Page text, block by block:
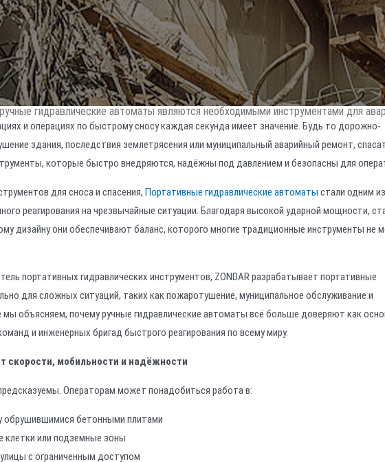
гидравлические автоматы являются необходимыми инструментами для
и операциях по быстрому сносу каждая секунда имеет значение. Будь то дорожно-
здания, последствия землетрясения или муниципальный аварийный ремонт,
которые быстро внедряются, надёжны под давлением и безопасны для
для сноса и спасения, Портативные гидравлические автоматы стали одним из
реагирования на чрезвычайные ситуации. Благодаря высокой ударной мощности,
дизайну они обеспечивают баланс, которого многие традиционные инструменты не
портативных гидравлических инструментов, ZONDAR разрабатывает портативные
для сложных ситуаций, таких как пожаротушение, муниципальное обслуживание и
мы объясняем, почему ручные гидравлические автоматы всё больше доверяют как
и инженерных бригад быстрого реагирования по всему миру.
скорости, мобильности и надёжности
Операторам может понадобиться работа в:
обрушившимися бетонными плитами
или подземные зоны
с ограниченным доступом